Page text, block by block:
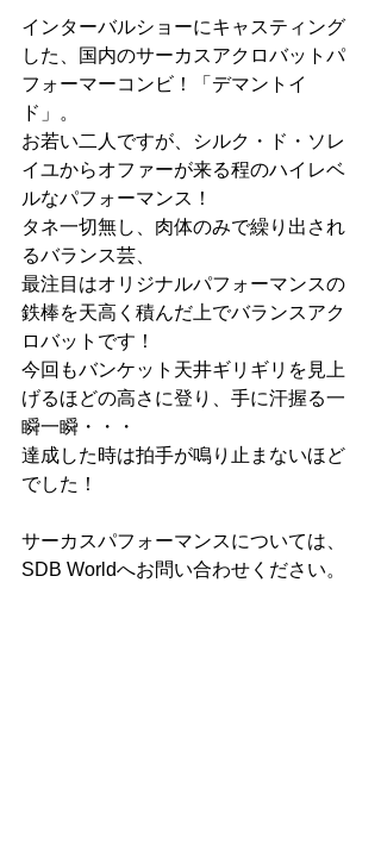
インターバルショーにキャスティング
した、国内のサーカスアクロバットパ
フォーマーコンビ！「デマントイ
ド」。
お若い二人ですが、シルク・ド・ソレ
イユからオファーが来る程のハイレベ
ルなパフォーマンス！
タネ一切無し、肉体のみで繰り出され
るバランス芸、
最注目はオリジナルパフォーマンスの
鉄棒を天高く積んだ上でバランスアク
ロバットです！
今回もバンケット天井ギリギリを見上
げるほどの高さに登り、手に汗握る一
瞬一瞬・・・
達成した時は拍手が鳴り止まないほど
でした！
サーカスパフォーマンスについては、
SDB Worldへお問い合わせください。